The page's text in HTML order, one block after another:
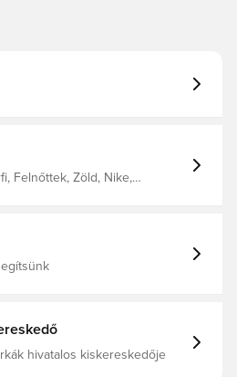
Felnőttek, Zöld, Nike,
hivatalos kiskereskedője